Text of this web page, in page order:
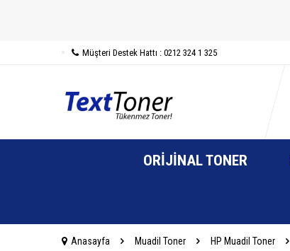
Müşteri Destek Hattı : 0212 324 1 325
ORIJINAL TONER
Anasayfa Muadil Toner HP Muadil Toner